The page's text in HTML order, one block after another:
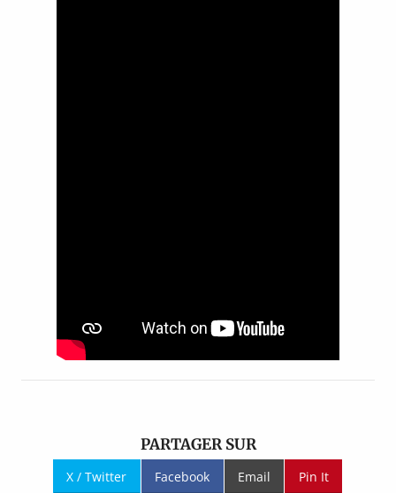
PARTAGER SUR
X / Twitter Facebook Email Pin It